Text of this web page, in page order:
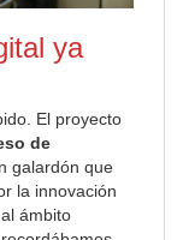
ya
El proyecto
de
galardón que
la innovación
ámbito